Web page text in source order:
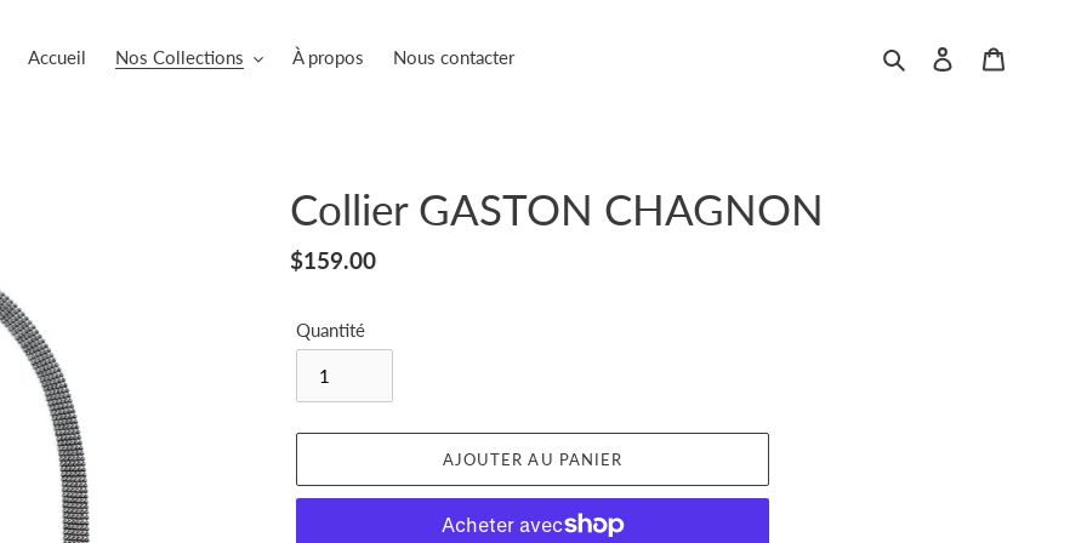
Accueil Nos Collections À propos Nous contacter RechercherSe connecter
Collier GASTON CHAGNON
Prix
$159.00
Quantité
AJOUTER AU PANIER